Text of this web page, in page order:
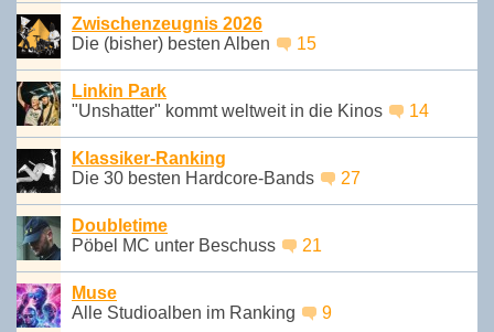
Zwischenzeugnis 2026
Die (bisher) besten Alben
15
Linkin Park
"Unshatter" kommt weltweit in die Kinos
14
Klassiker-Ranking
Die 30 besten Hardcore-Bands
27
Doubletime
Pöbel MC unter Beschuss
21
Muse
Alle Studioalben im Ranking
9